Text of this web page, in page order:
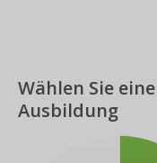
Wählen Sie eine
Ausbildung